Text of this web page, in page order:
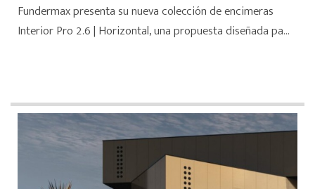
Fundermax presenta su nueva colección de encimeras
Interior Pro 2.6 | Horizontal, una propuesta diseñada pa...